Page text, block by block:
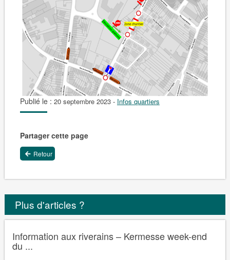
Publié le : 20 septembre 2023 - Infos quartiers
Partager cette page
Retour
Plus d'articles ?
Information aux riverains – Kermesse week-end
du ...